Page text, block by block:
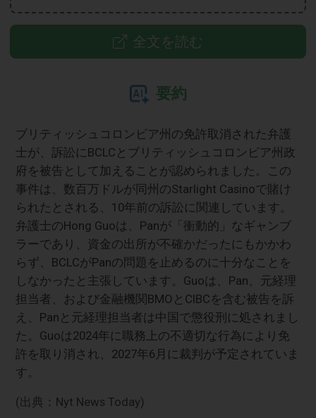
全文を読む
要約
ブリティッシュコロンビア州の免許取消された弁護
士が、訴訟にBCLCとブリティッシュコロンビア州政
府を被告として加えることが認められました。この
事件は、数百万ドルが同州のStarlight Casinoで賭け
られたとされる、10年前の訴訟に関連しています。
弁護士のHong Guoは、Panが「衝動的」なギャンブ
ラーであり、資金の出所が不確かだったにもかかわ
らず、BCLCがPanの問題を止めるのに十分なことを
しなかったと主張しています。Guoは、Pan、元経理
担当者、および金融機関BMOとCIBCを含む被告を訴
え、Panと元経理担当者は中国で懲役刑に処されまし
た。Guoは2024年に職務上の不適切な行為により免
許を取り消され、2027年6月に裁判が予定されていま
す。
(出典：Nyt News Today)